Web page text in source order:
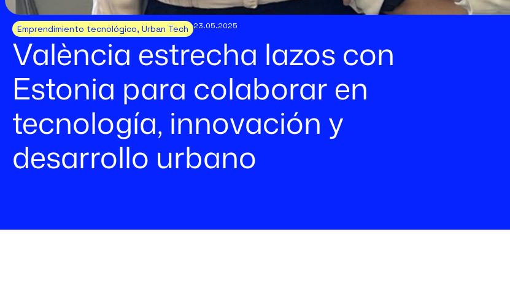
Emprendimiento tecnológico, Urban Tech 23.05.2025
València estrecha lazos con
Estonia para colaborar en
tecnología, innovación y
desarrollo urbano